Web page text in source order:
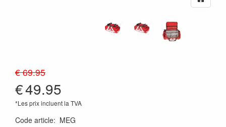
€ 69.95
€49.95
*Les prix incluent la TVA
Code article: MEG